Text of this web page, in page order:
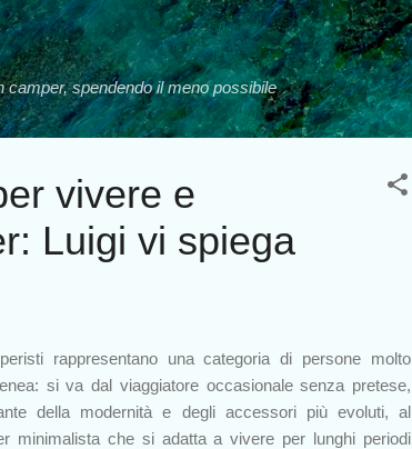
Passa ai contenuti principali
spendendo il meno possibile
vivere e
Luigi vi spiega
rappresentano una categoria di persone molto
si va dal viaggiatore occasionale senza pretese,
della modernità e degli accessori più evoluti, al
minimalista che si adatta a vivere per lunghi periodi